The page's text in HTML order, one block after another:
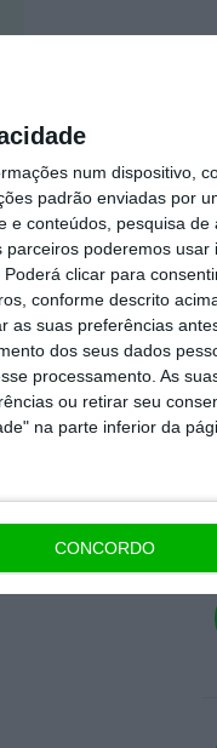
num dispositivo,
padrão enviadas por
e conteúdos, pesquisa de
poderemos usar
clicar para
conforme descrito
as suas preferências
dos seus dados
processamento. As
ou retirar seu
na parte inferior da
CONCORDO